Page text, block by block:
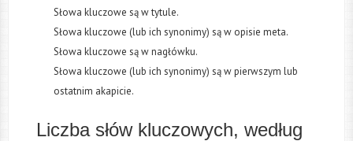
Słowa kluczowe są w tytule.
Słowa kluczowe (lub ich synonimy) są w opisie meta.
Słowa kluczowe są w nagłówku.
Słowa kluczowe (lub ich synonimy) są w pierwszym lub
ostatnim akapicie.
Liczba słów kluczowych, według